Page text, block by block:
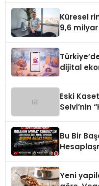
Küresel
9,6
dijital
Eski
Selvi’nin
Bu Bir
Yeni